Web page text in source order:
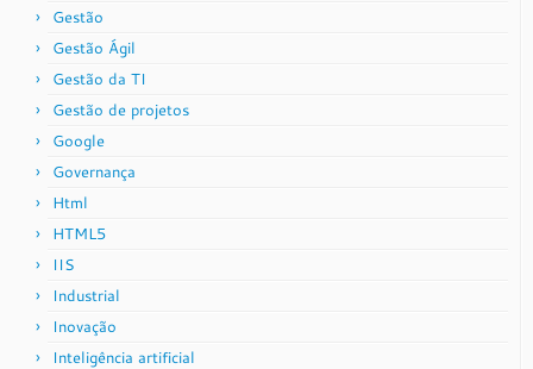
Gestão
Gestão Ágil
Gestão da TI
Gestão de projetos
Google
Governança
Html
HTML5
IIS
Industrial
Inovação
Inteligência artificial